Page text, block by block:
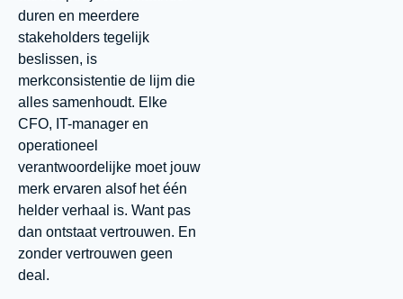
duren en meerdere
stakeholders tegelijk
beslissen, is
merkconsistentie de lijm die
alles samenhoudt. Elke
CFO, IT-manager en
operationeel
verantwoordelijke moet jouw
merk ervaren alsof het één
helder verhaal is. Want pas
dan ontstaat vertrouwen. En
zonder vertrouwen geen
deal.